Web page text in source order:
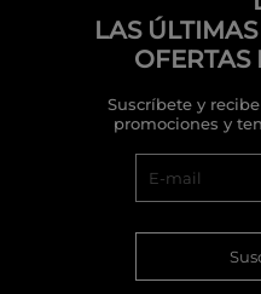
LAS
OFERTAS
Suscríbete y
promociones y